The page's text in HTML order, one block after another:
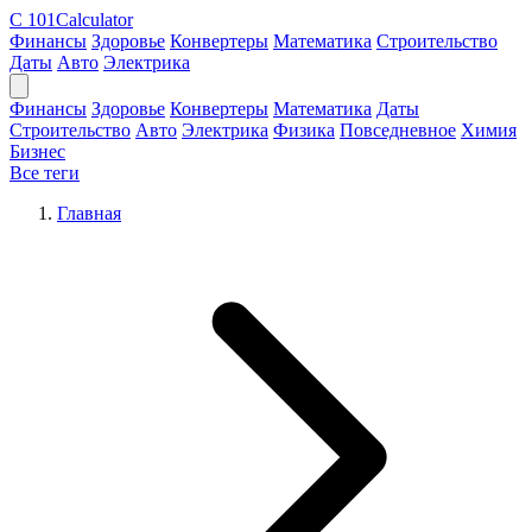
C 101Calculator
Финансы Здоровье Конвертеры Математика Строительство
Даты Авто Электрика
Финансы Здоровье Конвертеры Математика Даты
Строительство Авто Электрика Физика Повседневное Химия
Бизнес
Все теги
Главная